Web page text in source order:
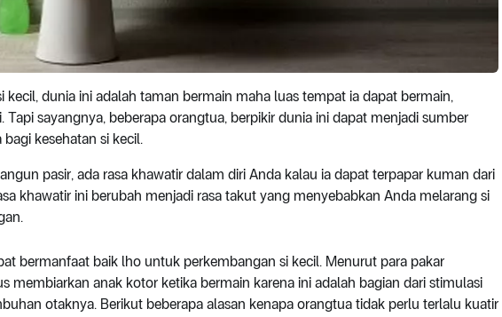
kecil, dunia ini adalah taman bermain maha luas tempat ia dapat bermain,
Tapi sayangnya, beberapa orangtua, berpikir dunia ini dapat menjadi sumber
kesehatan si kecil.
pasir, ada rasa khawatir dalam diri Anda kalau ia dapat terpapar kuman dari
khawatir ini berubah menjadi rasa takut yang menyebabkan Anda melarang si
bermanfaat baik lho untuk perkembangan si kecil. Menurut para pakar
membiarkan anak kotor ketika bermain karena ini adalah bagian dari stimulasi
otaknya. Berikut beberapa alasan kenapa orangtua tidak perlu terlalu kuatir